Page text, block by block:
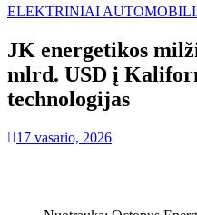
ELEKTRINIAI
JK energetikos
mlrd. USD į
technologijas
17 vasario, 2026